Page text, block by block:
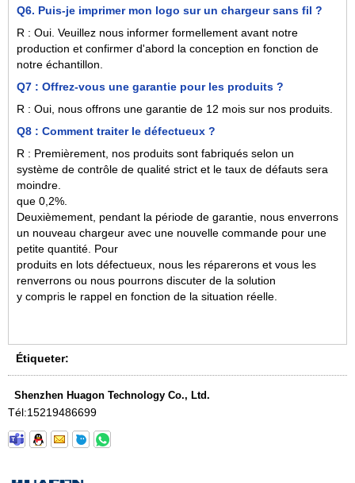
Q6. Puis-je imprimer mon logo sur un chargeur sans fil ?
R : Oui. Veuillez nous informer formellement avant notre
production et confirmer d'abord la conception en fonction de
notre échantillon.
Q7 : Offrez-vous une garantie pour les produits ?
R : Oui, nous offrons une garantie de 12 mois sur nos produits.
Q8 : Comment traiter le défectueux ?
R : Premièrement, nos produits sont fabriqués selon un
système de contrôle de qualité strict et le taux de défauts sera
moindre.
que 0,2%.
Deuxièmement, pendant la période de garantie, nous enverrons
un nouveau chargeur avec une nouvelle commande pour une
petite quantité. Pour
produits en lots défectueux, nous les réparerons et vous les
renverrons ou nous pourrons discuter de la solution
y compris le rappel en fonction de la situation réelle.
Étiqueter:
Shenzhen Huagon Technology Co., Ltd.
Tél:15219486699